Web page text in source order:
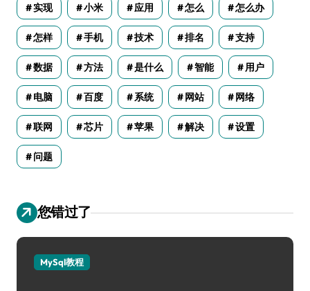
实现 小米 应用 怎么 怎么办
怎样 手机 技术 排名 支持
数据 方法 是什么 智能 用户
电脑 百度 系统 网站 网络
联网 芯片 苹果 解决 设置
问题
您错过了
MySql教程